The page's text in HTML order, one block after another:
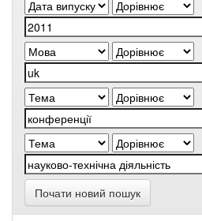
Почати новий пошук